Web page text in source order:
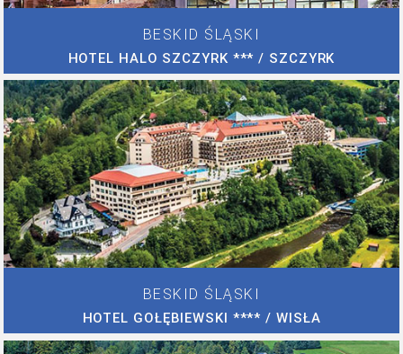
BESKID ŚLĄSKI
HOTEL HALO SZCZYRK *** / SZCZYRK
BESKID ŚLĄSKI
HOTEL GOŁĘBIEWSKI **** / WISŁA